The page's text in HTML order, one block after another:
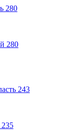
280
280
243
235